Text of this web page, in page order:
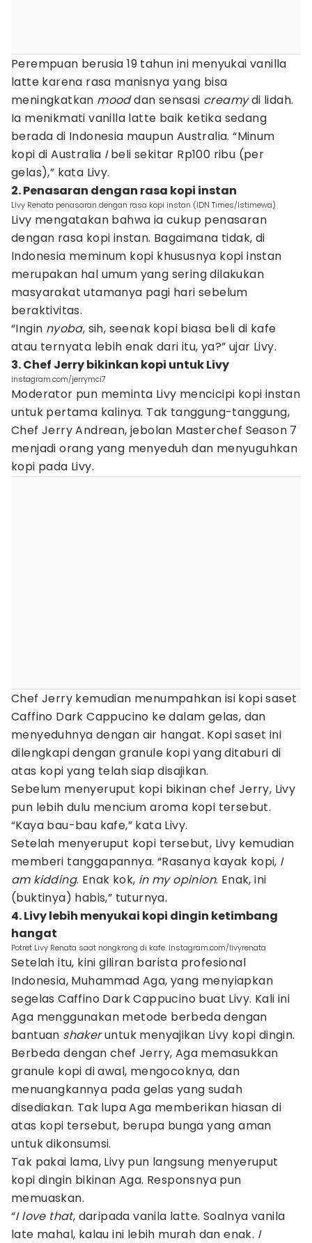
Perempuan berusia 19 tahun ini menyukai vanilla
latte karena rasa manisnya yang bisa
meningkatkan mooddan sensasi creamydi lidah.
Ia menikmati vanilla latte baik ketika sedang
berada di Indonesia maupun Australia. “Minum
kopi di Australia Ibeli sekitar Rp100 ribu (per
gelas),” kata Livy.
2. Penasaran dengan rasa kopi instan
Livy Renata penasaran dengan rasa kopi instan (IDN Times/Istimewa)
Livy mengatakan bahwa ia cukup penasaran
dengan rasa kopi instan. Bagaimana tidak, di
Indonesia meminum kopi khususnya kopi instan
merupakan hal umum yang sering dilakukan
masyarakat utamanya pagi hari sebelum
beraktivitas.
“Ingin nyoba, sih, seenak kopi biasa beli di kafe
atau ternyata lebih enak dari itu, ya?” ujar Livy.
3. Chef Jerry bikinkan kopi untuk Livy
instagram.com/jerrymci7
Moderator pun meminta Livy mencicipi kopi instan
untuk pertama kalinya. Tak tanggung-tanggung,
Chef Jerry Andrean, jebolan Masterchef Season 7
menjadi orang yang menyeduh dan menyuguhkan
kopi pada Livy.
Chef Jerry kemudian menumpahkan isi kopi saset
Caffino Dark Cappucino ke dalam gelas, dan
menyeduhnya dengan air hangat. Kopi saset ini
dilengkapi dengan granule kopi yang ditaburi di
atas kopi yang telah siap disajikan.
Sebelum menyeruput kopi bikinan chef Jerry, Livy
pun lebih dulu mencium aroma kopi tersebut.
“Kaya bau-bau kafe,” kata Livy.
Setelah menyeruput kopi tersebut, Livy kemudian
memberi tanggapannya. “Rasanya kayak kopi, I
am kidding. Enak kok, in my opinion. Enak, ini
(buktinya) habis,” tuturnya.
4. Livy lebih menyukai kopi dingin ketimbang
hangat
Potret Livy Renata saat nongkrong di kafe. Instagram.com/livyrenata
Setelah itu, kini giliran barista profesional
Indonesia, Muhammad Aga, yang menyiapkan
segelas Caffino Dark Cappucino buat Livy. Kali ini
Aga menggunakan metode berbeda dengan
bantuan shakeruntuk menyajikan Livy kopi dingin.
Berbeda dengan chef Jerry, Aga memasukkan
granule kopi di awal, mengocoknya, dan
menuangkannya pada gelas yang sudah
disediakan. Tak lupa Aga memberikan hiasan di
atas kopi tersebut, berupa bunga yang aman
untuk dikonsumsi.
Tak pakai lama, Livy pun langsung menyeruput
kopi dingin bikinan Aga. Responsnya pun
memuaskan.
“I love that, daripada vanila latte. Soalnya vanila
late mahal, kalau ini lebih murah dan enak. I